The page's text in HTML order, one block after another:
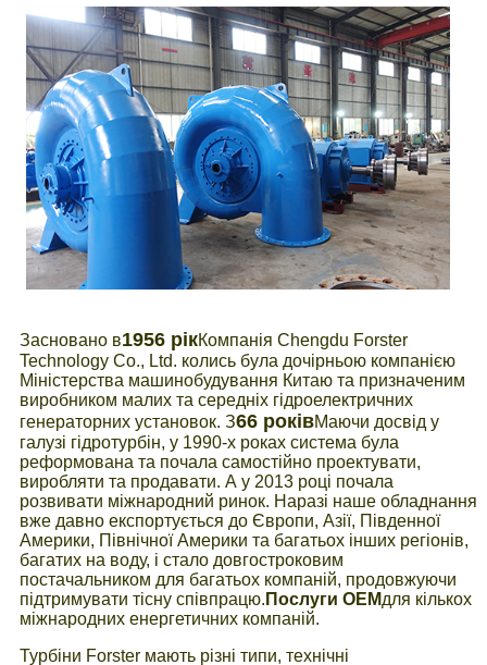
Засновано в1956 рікКомпанія Chengdu Forster
Technology Co., Ltd. колись була дочірньою компанією
Міністерства машинобудування Китаю та призначеним
виробником малих та середніх гідроелектричних
генераторних установок. З66 роківМаючи досвід у
галузі гідротурбін, у 1990-х роках система була
реформована та почала самостійно проектувати,
виробляти та продавати. А у 2013 році почала
розвивати міжнародний ринок. Наразі наше обладнання
вже давно експортується до Європи, Азії, Південної
Америки, Північної Америки та багатьох інших регіонів,
багатих на воду, і стало довгостроковим
постачальником для багатьох компаній, продовжуючи
підтримувати тісну співпрацю. Послуги OEMдля кількох
міжнародних енергетичних компаній.
Турбіни Forster мають різні типи, технічні